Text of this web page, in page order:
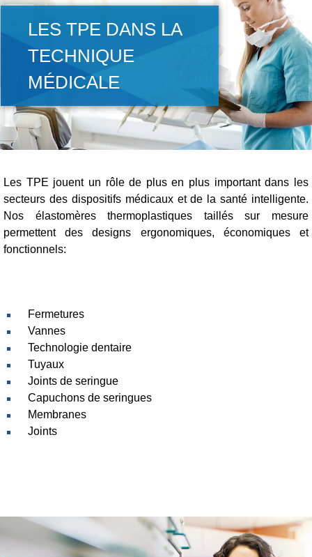
LES TPE DANS LA
TECHNIQUE
MÉDICALE
Les TPE jouent un rôle de plus en plus important dans les
secteurs des dispositifs médicaux et de la santé intelligente.
Nos élastomères thermoplastiques taillés sur mesure
permettent des designs ergonomiques, économiques et
fonctionnels:
Fermetures
Vannes
Technologie dentaire
Tuyaux
Joints de seringue
Capuchons de seringues
Membranes
Joints